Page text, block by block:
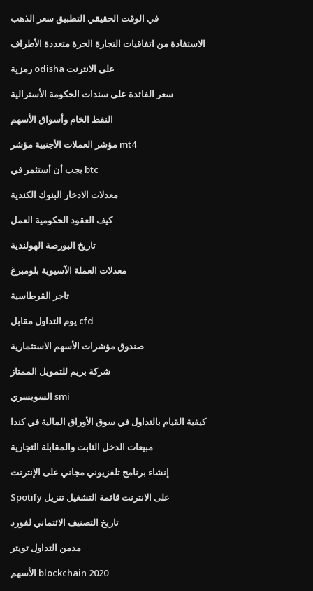
في الوقت الحقيقي التطبيق سعر الذهب
الاستفادة من اتفاقيات التجارة الحرة متعددة الأطراف
رمزية odisha على الانترنت
سعر الفائدة على سندات الحكومة الأسترالية
النفط الخام وأسواق الأسهم
مؤشر العملات الأجنبية مؤشر mt4
يجب أن أستثمر في btc
معدلات الادخار البنوك الكندية
كيف العقود الحكومية العمل
تاريخ البورصة الهولندية
معدلات العملة الآسيوية بلومبرغ
تاجر القرطاسية
يوم التداول مقابل cfd
صندوق مؤشرات الأسهم الاستثمارية
شركة بريم للتمويل الممتاز
السويسري smi
كيفية القيام بالتداول في سوق الأوراق المالية في كندا
مبيعات الدخل الثابت والمقابلة التجارية
إنشاء برنامج تلفزيوني مجاني على الإنترنت
Spotify على الانترنت قائمة التشغيل تنزيل
تاريخ التصنيف الائتماني لفورد
مدمن التداول تويتر
الأسهم blockchain 2020